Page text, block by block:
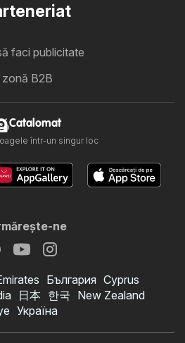
faci publicitate
zonă B2B
Catalomat
într-un singur loc
ne
България Cyprus
日本 한국 New Zealand
Україна